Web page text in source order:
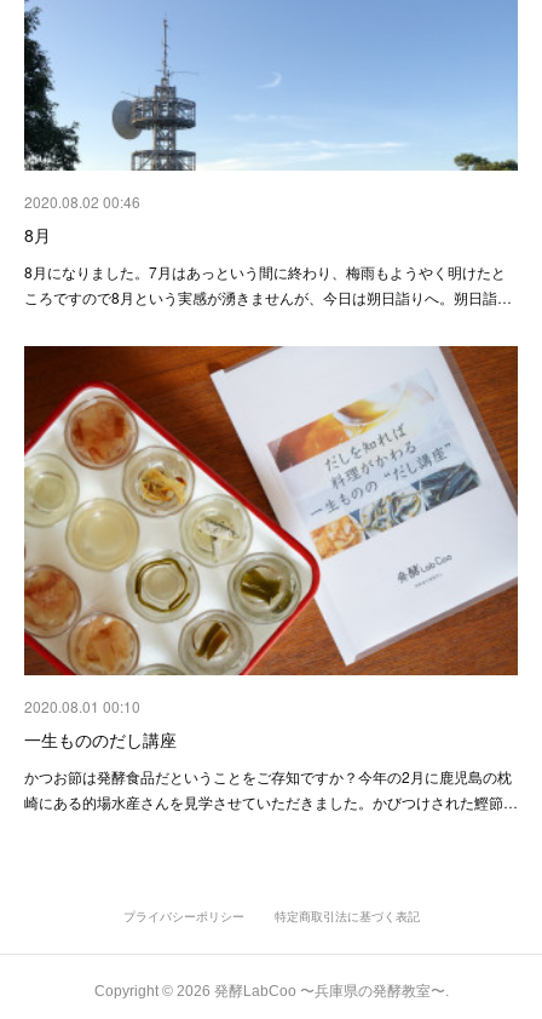
2020.08.02 00:46
8月
8月になりました。7月はあっという間に終わり、梅雨もようやく明けたと
ころですので8月という実感が湧きませんが、今日は朔日詣りへ。朔日詣…
2020.08.01 00:10
一生もののだし講座
かつお節は発酵食品だということをご存知ですか？今年の2月に鹿児島の枕
崎にある的場水産さんを見学させていただきました。かびつけされた鰹節…
プライバシーポリシー 特定商取引法に基づく表記
Copyright © 2026 発酵LabCoo 〜兵庫県の発酵教室〜.